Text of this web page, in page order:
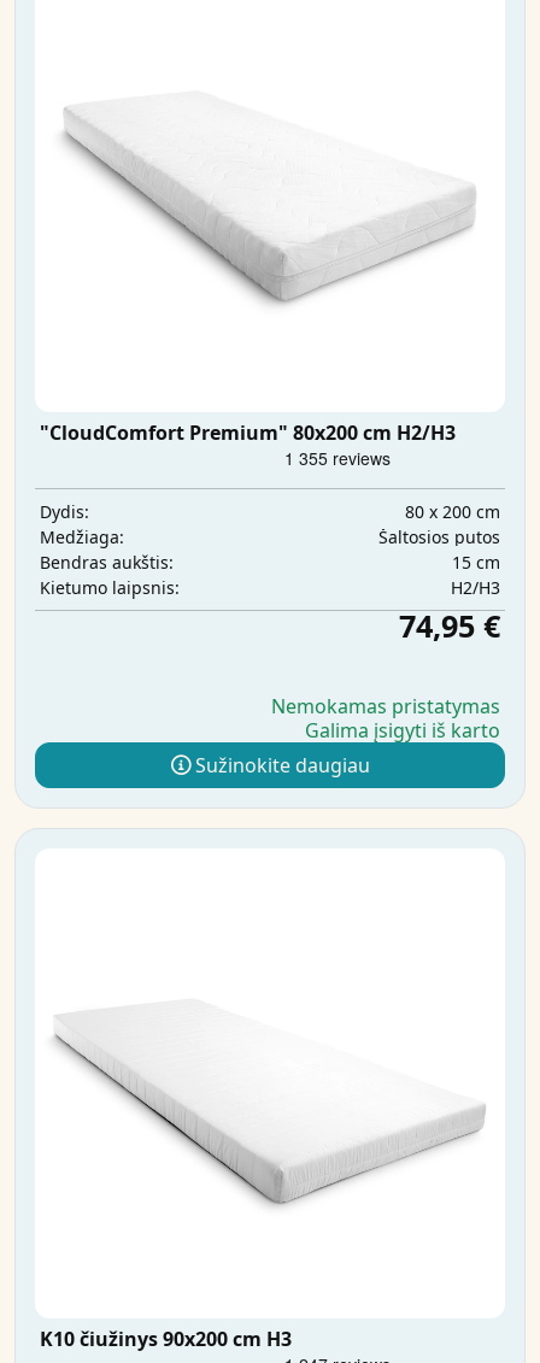
"CloudComfort Premium" 80x200 cm H2/H3
Dydis:
80 x 200 cm
Medžiaga:
Šaltosios putos
Bendras aukštis:
15 cm
Kietumo laipsnis:
H2/H3
74,95 €
Nemokamas pristatymas
Galima įsigyti iš karto
Sužinokite daugiau
K10 čiužinys 90x200 cm H3